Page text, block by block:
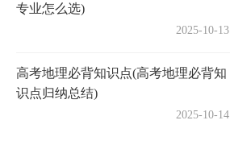
专业怎么选)
2025-10-13
高考地理必背知识点(高考地理必背知
识点归纳总结)
2025-10-14